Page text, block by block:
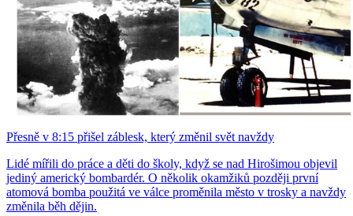
Přesně v 8:15 přišel záblesk, který změnil svět navždy
Lidé mířili do práce a děti do školy, když se nad Hirošimou objevil
jediný americký bombardér. O několik okamžiků později první
atomová bomba použitá ve válce proměnila město v trosky a navždy
změnila běh dějin.